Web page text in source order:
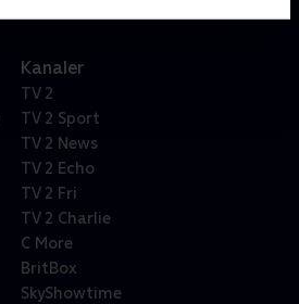
Kanaler
TV 2
TV 2 Sport
TV 2 News
TV 2 Echo
TV 2 Fri
TV 2 Charlie
C More
BritBox
SkyShowtime